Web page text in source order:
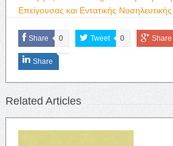
Επείγουσας και Εντατικής Νοσηλευτικής
Share 0 Tweet 0 Share
Share
Related Articles